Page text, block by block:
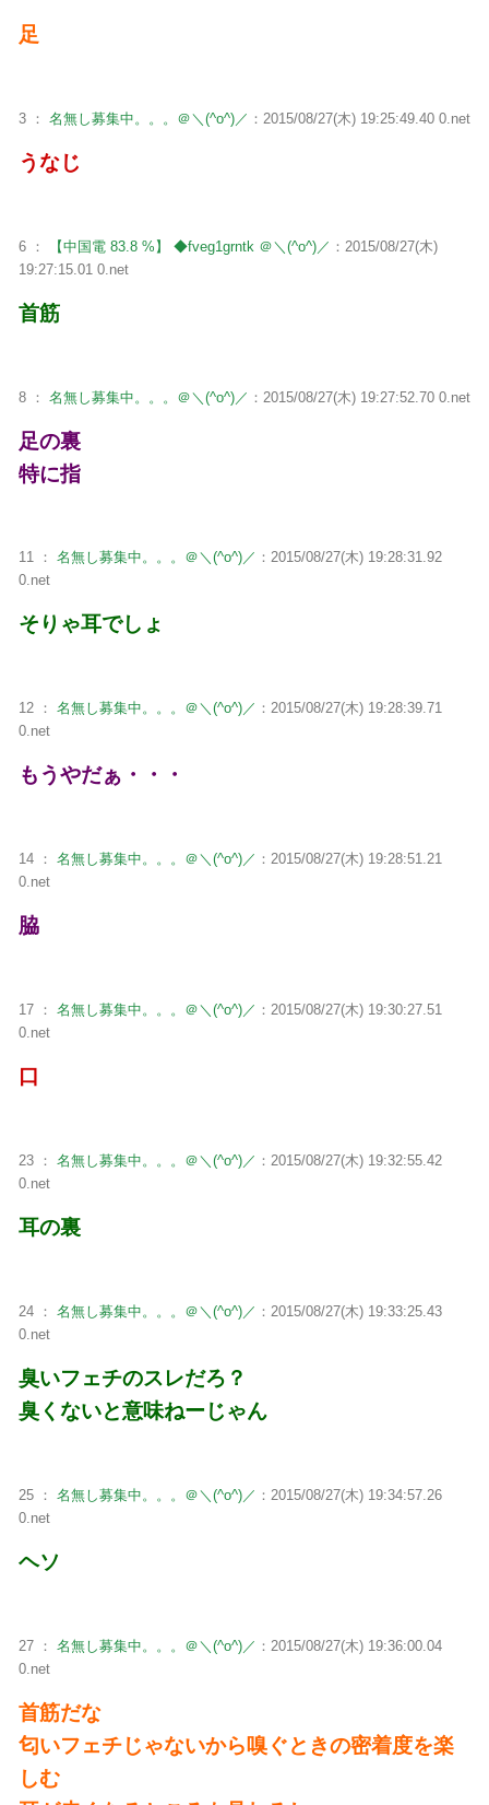
足
3 ： 名無し募集中。。。＠＼(^o^)／ ：2015/08/27(木) 19:25:49.40 0.net
うなじ
6 ： 【中国電 83.8 %】 ◆fveg1grntk ＠＼(^o^)／ ：2015/08/27(木)
19:27:15.01 0.net
首筋
8 ： 名無し募集中。。。＠＼(^o^)／ ：2015/08/27(木) 19:27:52.70 0.net
足の裏
特に指
11 ： 名無し募集中。。。＠＼(^o^)／ ：2015/08/27(木) 19:28:31.92
0.net
そりゃ耳でしょ
12 ： 名無し募集中。。。＠＼(^o^)／ ：2015/08/27(木) 19:28:39.71
0.net
もうやだぁ・・・
14 ： 名無し募集中。。。＠＼(^o^)／ ：2015/08/27(木) 19:28:51.21
0.net
脇
17 ： 名無し募集中。。。＠＼(^o^)／ ：2015/08/27(木) 19:30:27.51
0.net
口
23 ： 名無し募集中。。。＠＼(^o^)／ ：2015/08/27(木) 19:32:55.42
0.net
耳の裏
24 ： 名無し募集中。。。＠＼(^o^)／ ：2015/08/27(木) 19:33:25.43
0.net
臭いフェチのスレだろ？
臭くないと意味ねーじゃん
25 ： 名無し募集中。。。＠＼(^o^)／ ：2015/08/27(木) 19:34:57.26
0.net
ヘソ
27 ： 名無し募集中。。。＠＼(^o^)／ ：2015/08/27(木) 19:36:00.04
0.net
首筋だな
匂いフェチじゃないから嗅ぐときの密着度を楽
しむ